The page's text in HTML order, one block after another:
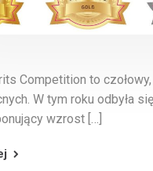
Competition to
W tym roku odbyła
wzrost […]